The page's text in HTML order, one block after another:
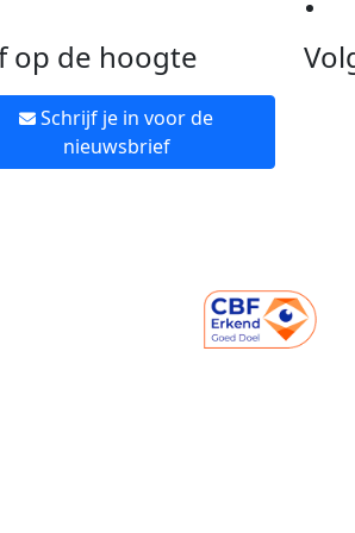
op de hoogte
Schrijf je in voor de
nieuwsbrief